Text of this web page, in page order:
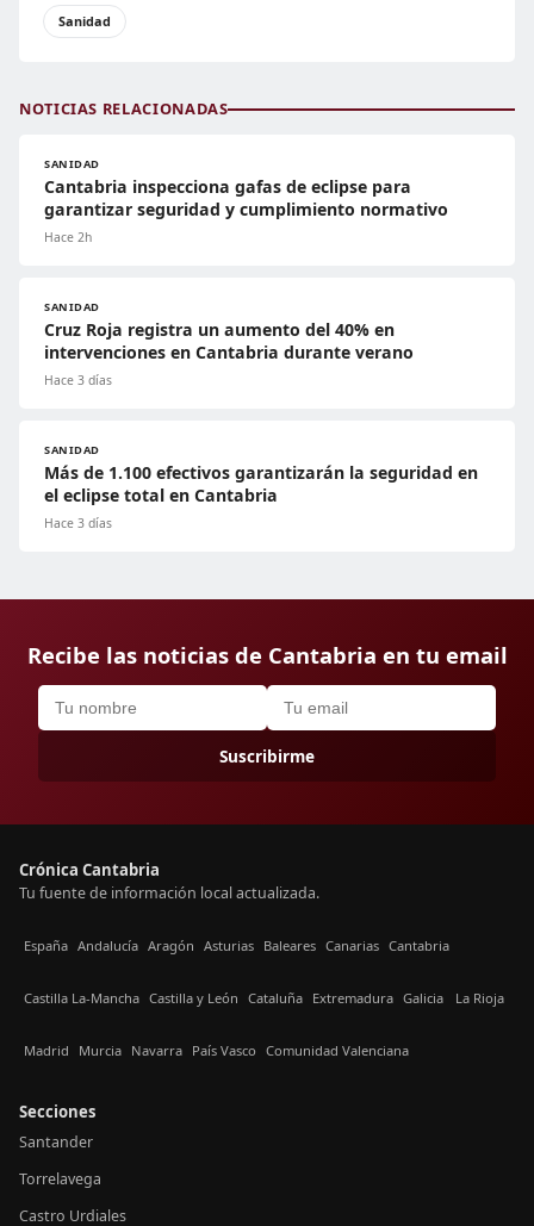
Sanidad
NOTICIAS RELACIONADAS
SANIDAD
Cantabria inspecciona gafas de eclipse para
garantizar seguridad y cumplimiento normativo
Hace 2h
SANIDAD
Cruz Roja registra un aumento del 40% en
intervenciones en Cantabria durante verano
Hace 3 días
SANIDAD
Más de 1.100 efectivos garantizarán la seguridad en
el eclipse total en Cantabria
Hace 3 días
Recibe las noticias de Cantabria en tu email
Suscribirme
Crónica Cantabria
Tu fuente de información local actualizada.
España Andalucía Aragón Asturias Baleares Canarias Cantabria
Castilla La-Mancha Castilla y León Cataluña Extremadura Galicia La Rioja
Madrid Murcia Navarra País Vasco Comunidad Valenciana
Secciones
Santander
Torrelavega
Castro Urdiales